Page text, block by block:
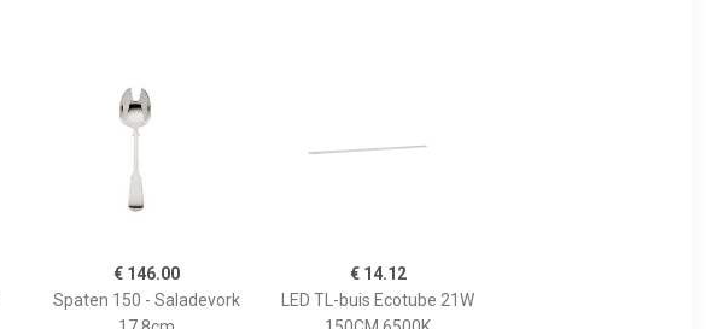
€ 146.00
Spaten 150 - Saladevork
€ 14.12
LED TL-buis Ecotube 21W